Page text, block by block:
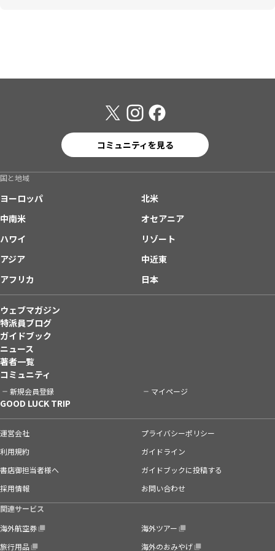
コミュニティを見る
国と地域
ヨーロッパ
北米
中南米
オセアニア
ハワイ
リゾート
アジア
中近東
アフリカ
日本
ウェブマガジン
特派員ブログ
ガイドブック
ニュース
著者一覧
コミュニティ
新規会員登録 マイページ
GOOD LUCK TRIP
運営会社
プライバシーポリシー
利用規約
ガイドライン
書店御担当者様へ
ガイドブックに投稿する
採用情報
お問い合わせ
関連サービス
海外航空券
海外ツアー
旅行用品
海外のおみやげ